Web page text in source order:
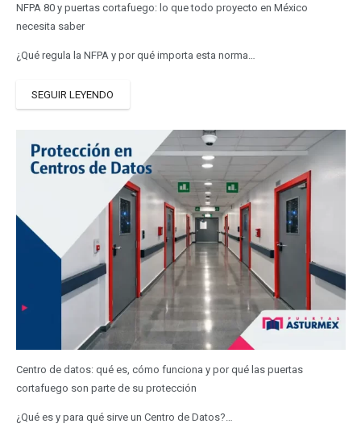
NFPA 80 y puertas cortafuego: lo que todo proyecto en México
necesita saber
¿Qué regula la NFPA y por qué importa esta norma…
SEGUIR LEYENDO
Centro de datos: qué es, cómo funciona y por qué las puertas
cortafuego son parte de su protección
¿Qué es y para qué sirve un Centro de Datos?…